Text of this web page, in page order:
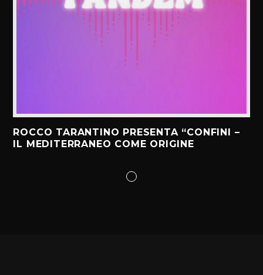
ROCCO TARANTINO PRESENTA “CONFINI –
IL MEDITERRANEO COME ORIGINE